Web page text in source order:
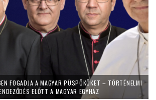
FOGADJA A MAGYAR PÜSPÖKÖKET – TÖRTÉNELMI
ELŐTT A MAGYAR EGYHÁZ